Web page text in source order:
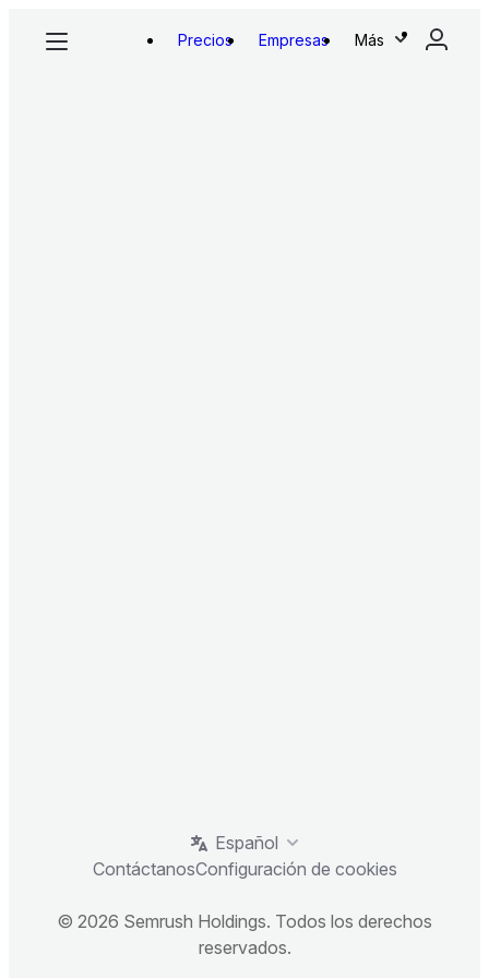
Precios Empresas Más
Español
ContáctanosConfiguración de cookies
© 2026 Semrush Holdings. Todos los derechos
reservados.